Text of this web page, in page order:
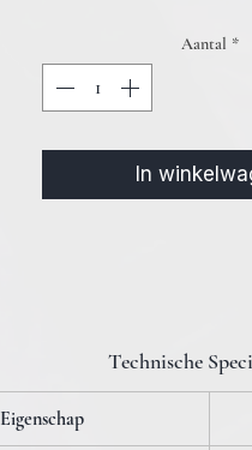
Aantal *
In
Technische
Eigenschap